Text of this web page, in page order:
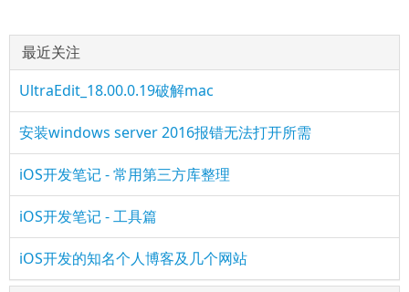
最近关注
UltraEdit_18.00.0.19破解mac
安装windows server 2016报错无法打开所需
iOS开发笔记 - 常用第三方库整理
iOS开发笔记 - 工具篇
iOS开发的知名个人博客及几个网站